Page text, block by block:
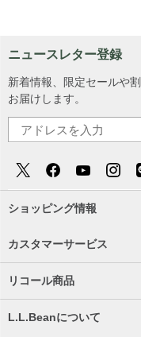
ニュースレター登録
新着情報、限定セールや
お届けします。
ショッピング情報
カスタマーサービス
リコール商品
L.L.Beanについて